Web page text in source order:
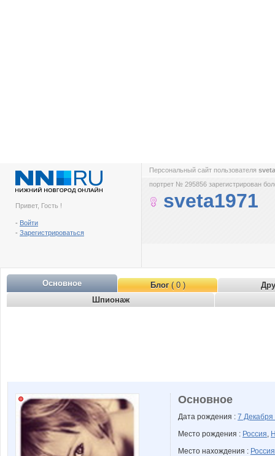
Привет, Гость !
- Войти
- Зарегистрироваться
Персональный сайт пользователя
портрет № 295856 зарегистрирован
sveta1971
Основное Блог( 0 )
Шпионаж
Основное
Дата рождения : 7 Декабря
Место рождения : Россия,
Место нахождения : Россия